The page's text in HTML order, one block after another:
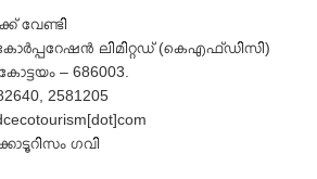
വേണ്ടി
ലിമിറ്റഡ് (കെഎഫ്ഡിസി)
– 686003.
2581205
ഗവി